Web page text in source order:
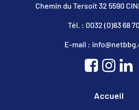
Chemin du Tersoit 32 5590
Tél. : 0032 (0)83 68
E-mail :
Accueil